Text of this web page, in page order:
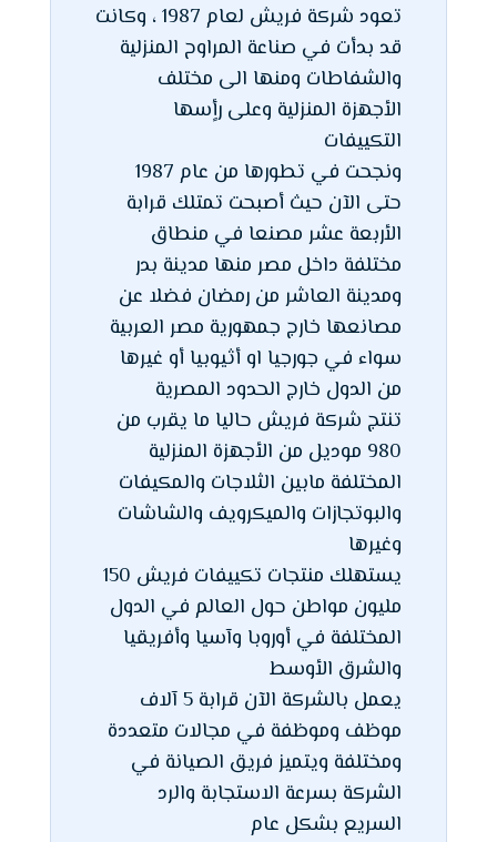
تعود شركة فريش لعام 1987 ، وكانت
قد بدأت في صناعة المراوح المنزلية
والشفاطات ومنها الى مختلف
الأجهزة المنزلية وعلى رأٍسها
التكييفات
ونجحت في تطورها من عام 1987
حتى الآن حيث أصبحت تمتلك قرابة
الأربعة عشر مصنعا في منطاق
مختلفة داخل مصر منها مدينة بدر
ومدينة العاشر من رمضان فضلا عن
مصانعها خارج جمهورية مصر العربية
سواء في جورجيا او أثيوبيا أو غيرها
من الدول خارج الحدود المصرية
تنتج شركة فريش حاليا ما يقرب من
980 موديل من الأجهزة المنزلية
المختلفة مابين الثلاجات والمكيفات
والبوتجازات والميكرويف والشاشات
وغيرها
يستهلك منتجات تكييفات فريش 150
مليون مواطن حول العالم في الدول
المختلفة في أوروبا وآسيا وأفريقيا
والشرق الأوسط
يعمل بالشركة الآن قرابة 5 آلاف
موظف وموظفة في مجالات متعددة
ومختلفة ويتميز فريق الصيانة في
الشركة بسرعة الاستجابة والرد
السريع بشكل عام